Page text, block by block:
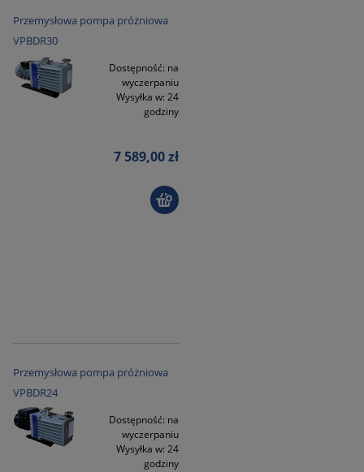
Przemysłowa pompa próżniowa
VPBDR30
Dostępność: na
wyczerpaniu
Wysyłka w: 24
godziny
7 589,00 zł
Przemysłowa pompa próżniowa
VPBDR24
Dostępność: na
wyczerpaniu
Wysyłka w: 24
godziny